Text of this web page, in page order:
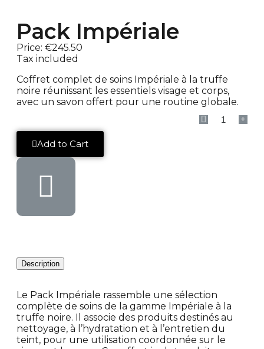
Pack Impériale
Price: €245.50
Tax included
Coffret complet de soins Impériale à la truffe
noire réunissant les essentiels visage et corps,
avec un savon offert pour une routine globale.
Add to Cart
Description
Le Pack Impériale rassemble une sélection
complète de soins de la gamme Impériale à la
truffe noire. Il associe des produits destinés au
nettoyage, à l’hydratation et à l’entretien du
teint, pour une utilisation coordonnée sur le